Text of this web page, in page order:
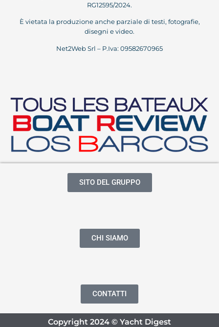
RG12595/2024.
È vietata la produzione anche parziale di testi, fotografie,
disegni e video.
Net2Web Srl – P.Iva: 09582670965
SITO DEL GRUPPO
CHI SIAMO
CONTATTI
Copyright 2024 © Yacht Digest